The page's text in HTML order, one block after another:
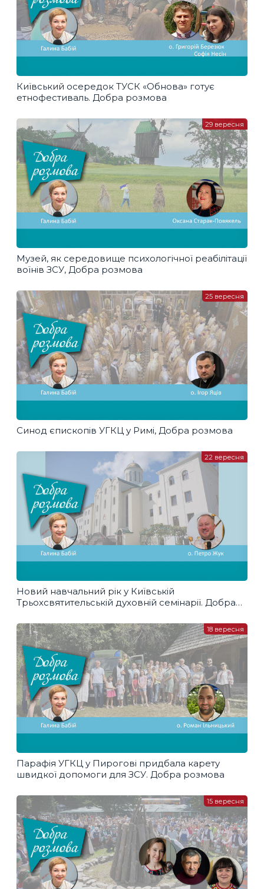
Київський осередок ТУСК «Обнова» готує
етнофестиваль. Добра розмова
Музей, як середовище психологічної реабілітації
воїнів ЗСУ, Добра розмова
29 вересня
Синод єпископів УГКЦ у Римі, Добра розмова
25 вересня
Новий навчальний рік у Київській
Трьохсвятительській духовній семінарії. Добра
22 вересня
Парафія УГКЦ у Пирогові придбала карету
швидкої допомоги для ЗСУ. Добра розмова
18 вересня
15 вересня